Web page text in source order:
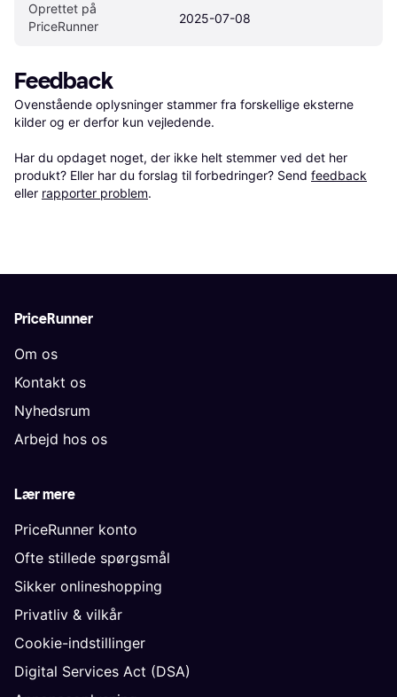
Oprettet på
PriceRunner
2025-07-08
Feedback
Ovenstående oplysninger stammer fra forskellige eksterne
kilder og er derfor kun vejledende.
Har du opdaget noget, der ikke helt stemmer ved det her
produkt? Eller har du forslag til forbedringer? Send feedback
eller rapporter problem.
PriceRunner
Om os
Kontakt os
Nyhedsrum
Arbejd hos os
Lær mere
PriceRunner konto
Ofte stillede spørgsmål
Sikker onlineshopping
Privatliv & vilkår
Cookie-indstillinger
Digital Services Act (DSA)